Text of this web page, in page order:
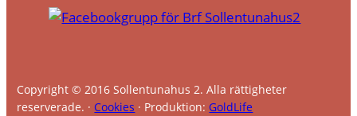
Copyright © 2016 Sollentunahus 2. Alla rättigheter
reserverade. · Cookies · Produktion: GoldLife